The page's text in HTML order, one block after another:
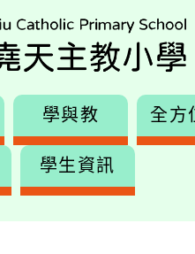
學與教 全方
學生資訊